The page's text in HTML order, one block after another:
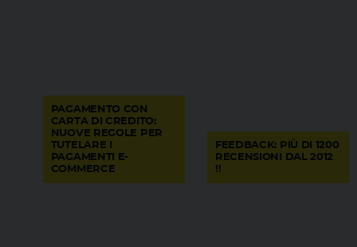
PAGAMENTO CON
CARTA DI CREDITO:
NUOVE REGOLE PER
TUTELARE I
PAGAMENTI E-
COMMERCE
FEEDBACK: PIÙ DI 1200
RECENSIONI DAL 2012
!!